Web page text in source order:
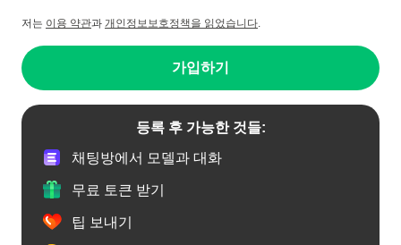
저는 이용 약관과 개인정보보호정책을 읽었습니다.
가입하기
등록 후 가능한 것들:
채팅방에서 모델과 대화
무료 토큰 받기
팁 보내기